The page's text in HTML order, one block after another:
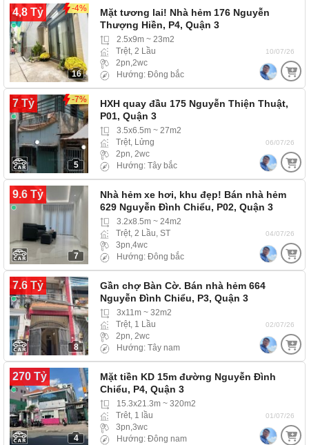
4,8 Tỷ -4%
16
Mặt tương lai! Nhà hẻm 176 Nguyễn
Thượng Hiền, P4, Quận 3
2.5x9m ~ 23m2
Trệt, 2 Lầu
2pn,2wc
Hướng: Đông bắc
10/07/26
7 Tỷ -7%
5
HXH quay đầu 175 Nguyễn Thiện Thuật,
P01, Quận 3
3.5x6.5m ~ 27m2
Trệt, Lửng
2pn, 2wc
Hướng: Tây bắc
06/07/26
9.6 Tỷ
7
Nhà hẻm xe hơi, khu đẹp! Bán nhà hẻm
629 Nguyễn Đình Chiểu, P02, Quận 3
3.2x8.5m ~ 24m2
Trệt, 2 Lầu, ST
3pn,4wc
Hướng: Đông bắc
04/07/26
7.6 Tỷ
8
Gần chợ Bàn Cờ. Bán nhà hẻm 664
Nguyễn Đình Chiểu, P3, Quận 3
3x11m ~ 32m2
Trệt, 1 Lầu
2pn, 2wc
Hướng: Tây nam
02/07/26
270 Tỷ
4
Mặt tiền KD 15m đường Nguyễn Đình
Chiểu, P4, Quận 3
15.3x21.3m ~ 320m2
Trêt, 1 lầu
3pn,3wc
Hướng: Đông nam
01/07/26